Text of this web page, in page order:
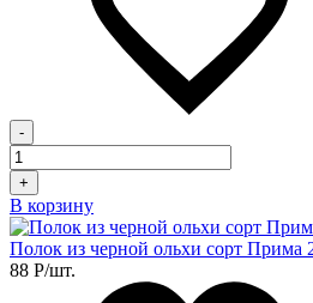
-
+
В корзину
Полок из черной ольхи сорт Прима
88 Р/шт.